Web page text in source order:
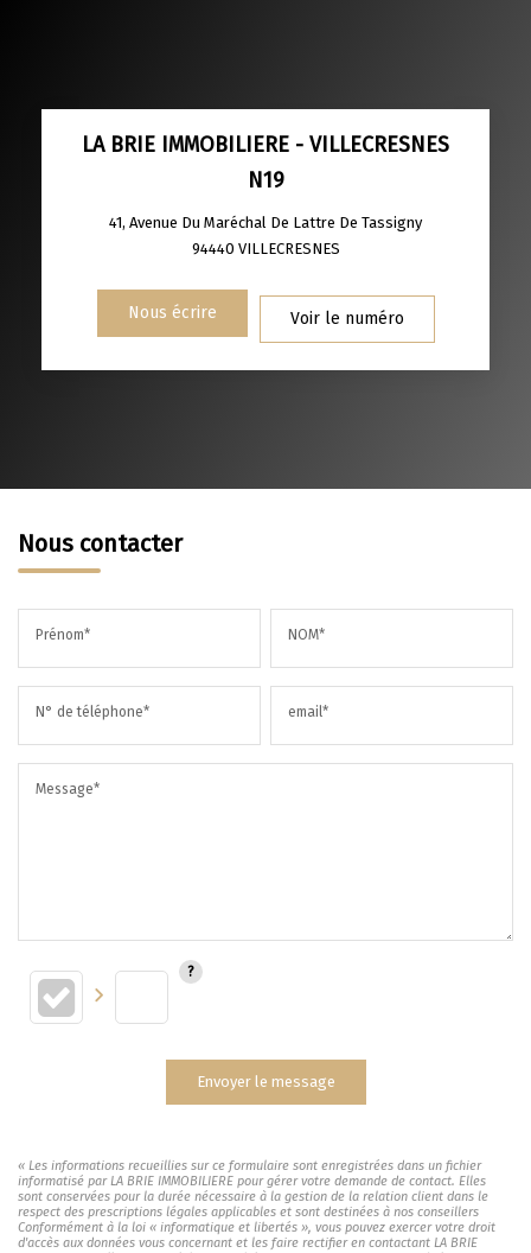
SUPERFICIE :
ECOLES ET CRÈCHES
RESTAURANTS ET CAFÉS COMMERCES
LA BRIE IMMOBILIERE - VILLECRESNES
N19
41, Avenue Du Maréchal De Lattre De Tassigny
94440 VILLECRESNES
Nous écrire Voir le numéro
Nous contacter
Prénom* NOM*
N° de téléphone* email*
Message*
Envoyer le message
« Les informations recueillies sur ce formulaire sont enregistrées dans un fichier
informatisé par LA BRIE IMMOBILIERE pour gérer votre demande de contact. Elles
sont conservées pour la durée nécessaire à la gestion de la relation client dans le
respect des prescriptions légales applicables et sont destinées à nos conseillers
Conformément à la loi « informatique et libertés », vous pouvez exercer votre droit
d'accès aux données vous concernant et les faire rectifier en contactant LA BRIE